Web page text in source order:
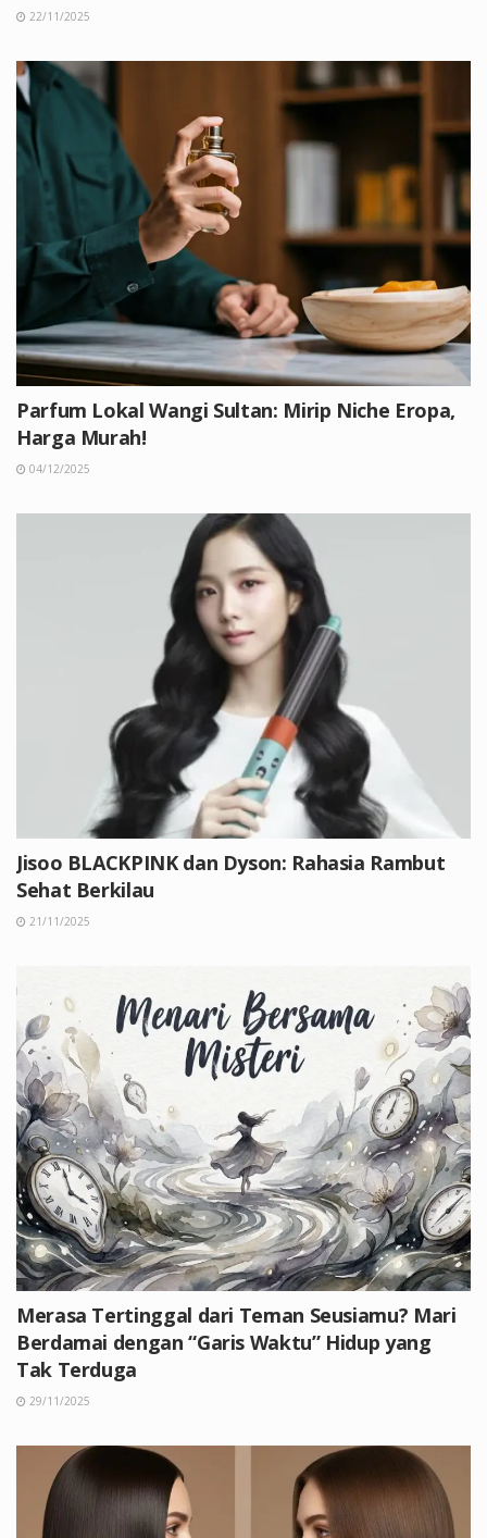
22/11/2025
Parfum Lokal Wangi Sultan: Mirip Niche Eropa,
Harga Murah!
04/12/2025
Jisoo BLACKPINK dan Dyson: Rahasia Rambut
Sehat Berkilau
21/11/2025
Merasa Tertinggal dari Teman Seusiamu? Mari
Berdamai dengan “Garis Waktu” Hidup yang
Tak Terduga
29/11/2025